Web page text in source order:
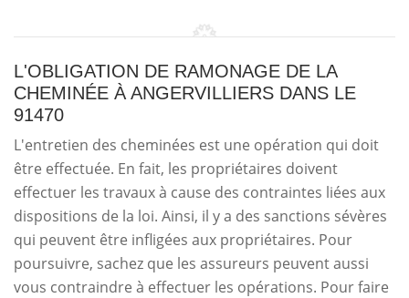
L'OBLIGATION DE RAMONAGE DE LA
CHEMINÉE À ANGERVILLIERS DANS LE
91470
L'entretien des cheminées est une opération qui doit
être effectuée. En fait, les propriétaires doivent
effectuer les travaux à cause des contraintes liées aux
dispositions de la loi. Ainsi, il y a des sanctions sévères
qui peuvent être infligées aux propriétaires. Pour
poursuivre, sachez que les assureurs peuvent aussi
vous contraindre à effectuer les opérations. Pour faire